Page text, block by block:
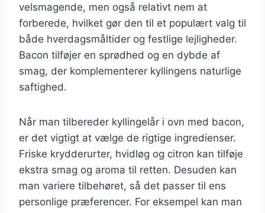
velsmagende, men også relativt nem at
forberede, hvilket gør den til et populært valg til
både hverdagsmåltider og festlige lejligheder.
Bacon tilføjer en sprødhed og en dybde af
smag, der komplementerer kyllingens naturlige
saftighed.
Når man tilbereder kyllingelår i ovn med bacon,
er det vigtigt at vælge de rigtige ingredienser.
Friske krydderurter, hvidløg og citron kan tilføje
ekstra smag og aroma til retten. Desuden kan
man variere tilbehøret, så det passer til ens
personlige præferencer. For eksempel kan man